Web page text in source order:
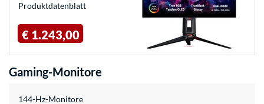
Produkt­datenblatt
€ 1.243,00
Gaming-Monitore
144-Hz-Monitore